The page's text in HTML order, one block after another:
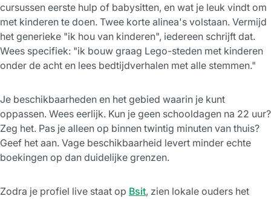
cursussen eerste hulp of babysitten, en wat je leuk vindt om
met kinderen te doen. Twee korte alinea's volstaan. Vermijd
het generieke "ik hou van kinderen", iedereen schrijft dat.
Wees specifiek: "ik bouw graag Lego-steden met kinderen
onder de acht en lees bedtijdverhalen met alle stemmen."
Je beschikbaarheden en het gebied waarin je kunt
oppassen. Wees eerlijk. Kun je geen schooldagen na 22 uur?
Zeg het. Pas je alleen op binnen twintig minuten van thuis?
Geef het aan. Vage beschikbaarheid levert minder echte
boekingen op dan duidelijke grenzen.
Zodra je profiel live staat op Bsit, zien lokale ouders het